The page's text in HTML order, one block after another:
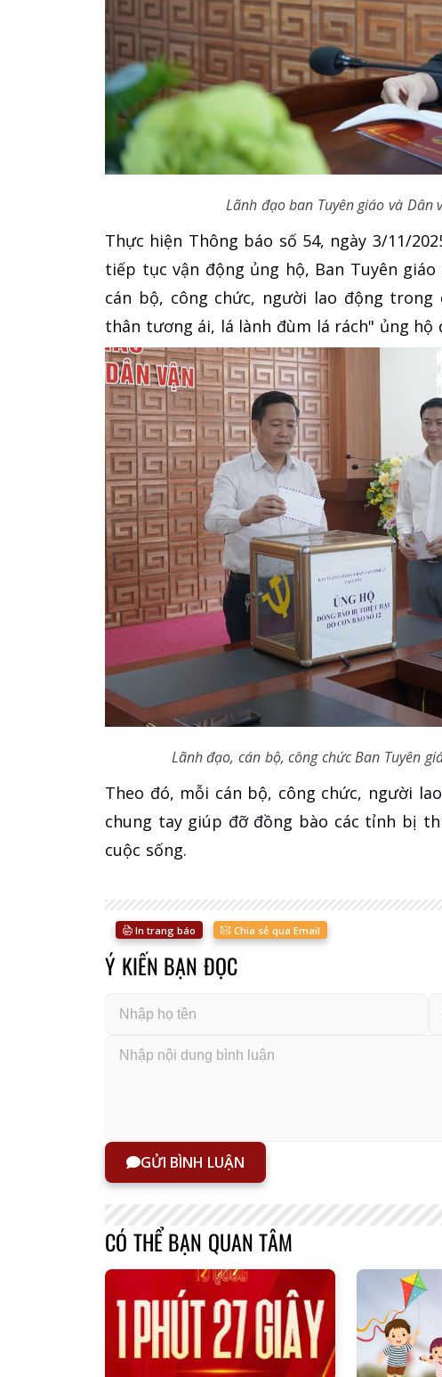
Lãnh đạo ban Tuyên giáo và Dân
​Thực hiện Thông báo số 54, ngày 3/11/
tiếp tục vận động ủng hộ, Ban Tuyên
cán bộ, công chức, người lao động
thân tương ái, lá lành đùm lá rách" ủng
Lãnh đạo, cán bộ, công chức Ban Tuyên
​Theo đó, mỗi cán bộ, công chức, người
chung tay giúp đỡ đồng bào các tỉnh bị
cuộc sống.
In trang báo Chia sẻ qua Email
Ý KIẾN BẠN ĐỌC
GỬI BÌNH LUẬN
CÓ THỂ BẠN QUAN TÂM